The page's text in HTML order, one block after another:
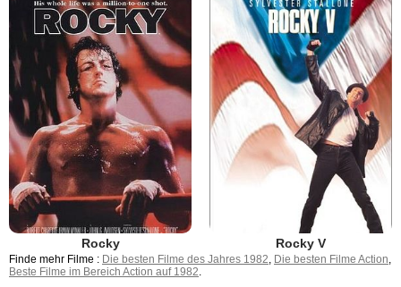
Rocky Rocky V
Finde mehr Filme : Die besten Filme des Jahres 1982 Die besten Filme Action
Beste Filme im Bereich Action auf 1982